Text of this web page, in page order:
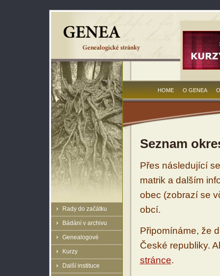
Rady do začátku
Bádání v archivu
Genealogové
Kurzy
Další instituce
HOME O GENEA
Seznam
Přes následující
matrik a dalším
obec (zobrazí se
obcí.
Připomínáme, že
České republiky.
stránce.